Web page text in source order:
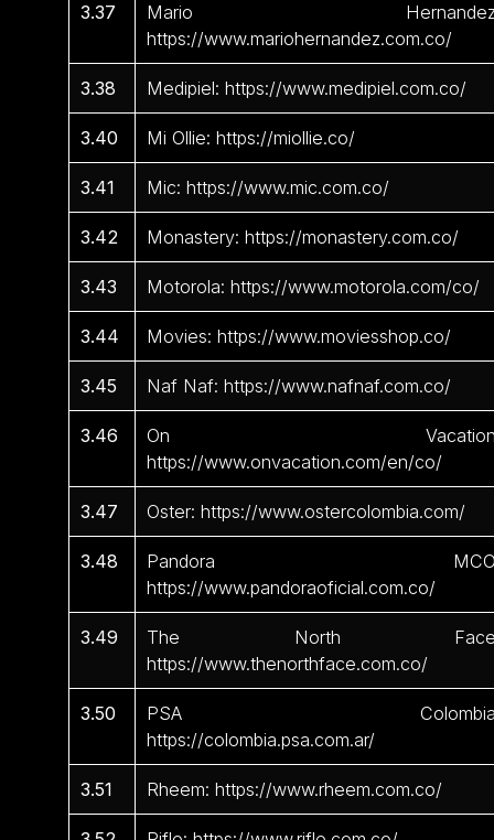
3.37
Mario
https://www.mariohernandez.com.co/
3.38 Medipiel: https://www.medipiel.com.co/
3.40 Mi Ollie: https://miollie.co/
3.41 Mic: https://www.mic.com.co/
3.42 Monastery: https://monastery.com.co/
3.43 Motorola: https://www.motorola.com/co/
3.44 Movies: https://www.moviesshop.co/
3.45 Naf Naf: https://www.nafnaf.com.co/
3.46
On
https://www.onvacation.com/en/co/
3.47 Oster: https://www.ostercolombia.com/
3.48
Pandora
https://www.pandoraoficial.com.co/
3.49
The North
https://www.thenorthface.com.co/
3.50
PSA
https://colombia.psa.com.ar/
3.51 Rheem: https://www.rheem.com.co/